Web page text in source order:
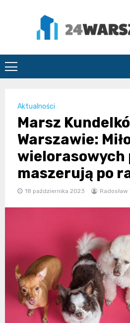
Aktualności
Marsz
Warszawie:
wielorasowych
maszerują po
18 października 2023 Radosław